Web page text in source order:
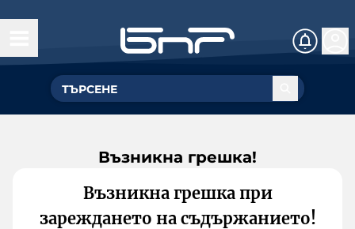
Възникна грешка!
Възникна грешка при
зареждането на съдържанието!